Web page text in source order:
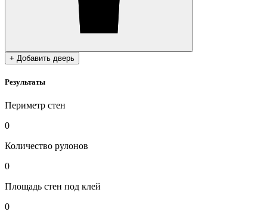
+ Добавить дверь
Результаты
Периметр стен
0
Количество рулонов
0
Площадь стен под клей
0